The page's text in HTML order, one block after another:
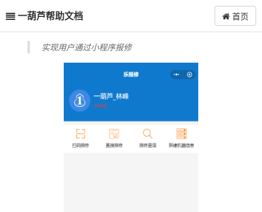
一葫芦帮助文档 首页
实现用户通过小程序报修